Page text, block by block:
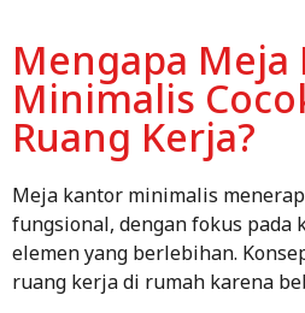
Mengapa Meja
Minimalis
Ruang Kerja?
Meja kantor minimalis
fungsional, dengan fokus pada
elemen yang berlebihan.
ruang kerja di rumah karena